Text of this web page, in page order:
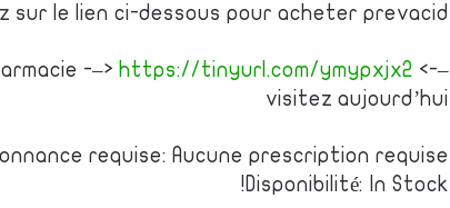
sur le lien ci-dessous pour acheter prevacid
-–> https://tinyurl.com/ymypxjx2 <-–
visitez aujourd’hui
requise: Aucune prescription requise
Disponibilité: In Stock!